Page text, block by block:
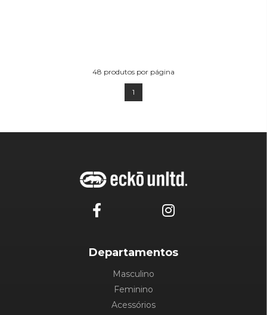
48 produtos por página
1
Departamentos
Masculino
Feminino
Acessórios